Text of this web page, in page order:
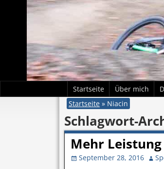
Startseite Über mich
Startseite » Niacin
Schlagwort-
Mehr
September 28, 2016